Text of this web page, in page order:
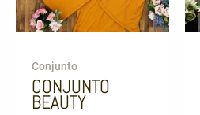
Conjunto
CONJUNTO
BEAUTY